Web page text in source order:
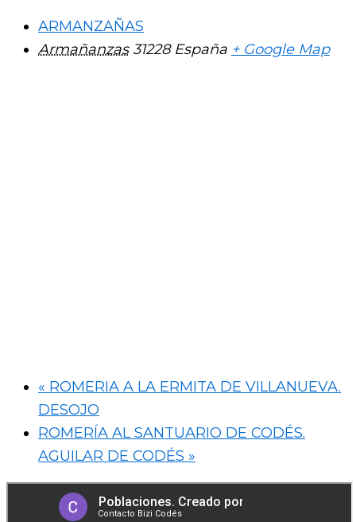
ARMANZAÑAS
Armañanzas 31228 España + Google Map
« ROMERIA A LA ERMITA DE VILLANUEVA.
DESOJO
ROMERÍA AL SANTUARIO DE CODÉS.
AGUILAR DE CODÉS »